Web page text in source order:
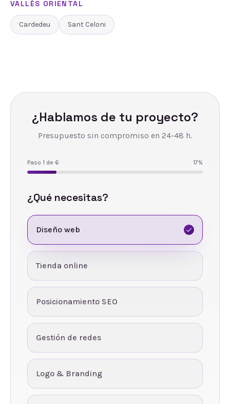
VALLÈS ORIENTAL
Cardedeu Sant Celoni
¿Hablamos de tu proyecto?
Presupuesto sin compromiso en 24-48 h.
Paso 1 de 6 17%
¿Qué necesitas?
Diseño web
Tienda online
Posicionamiento SEO
Gestión de redes
Logo & Branding